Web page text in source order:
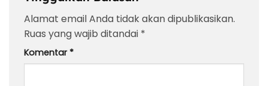
Alamat email Anda tidak akan dipublikasikan.
Ruas yang wajib ditandai *
Komentar *